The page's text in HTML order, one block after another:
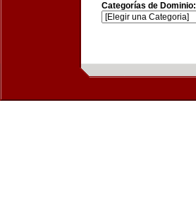
Categorías de Dominio: